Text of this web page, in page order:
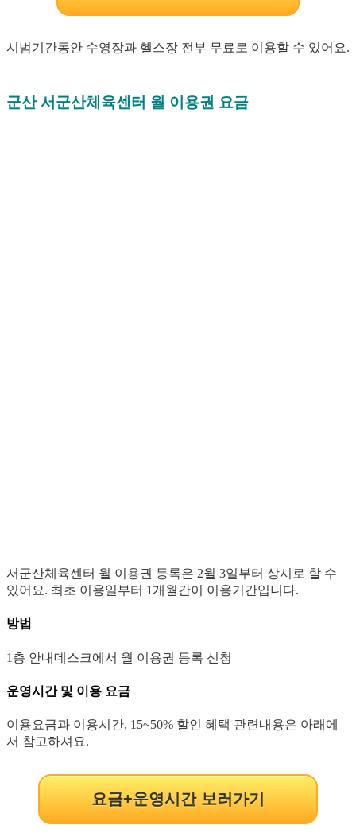
시범기간동안 수영장과 헬스장 전부 무료로 이용할 수 있어요.
군산 서군산체육센터 월 이용권 요금
서군산체육센터 월 이용권 등록은 2월 3일부터 상시로 할 수
있어요. 최초 이용일부터 1개월간이 이용기간입니다.
방법
1층 안내데스크에서 월 이용권 등록 신청
운영시간 및 이용 요금
이용요금과 이용시간, 15~50% 할인 혜택 관련내용은 아래에
서 참고하셔요.
요금+운영시간 보러가기